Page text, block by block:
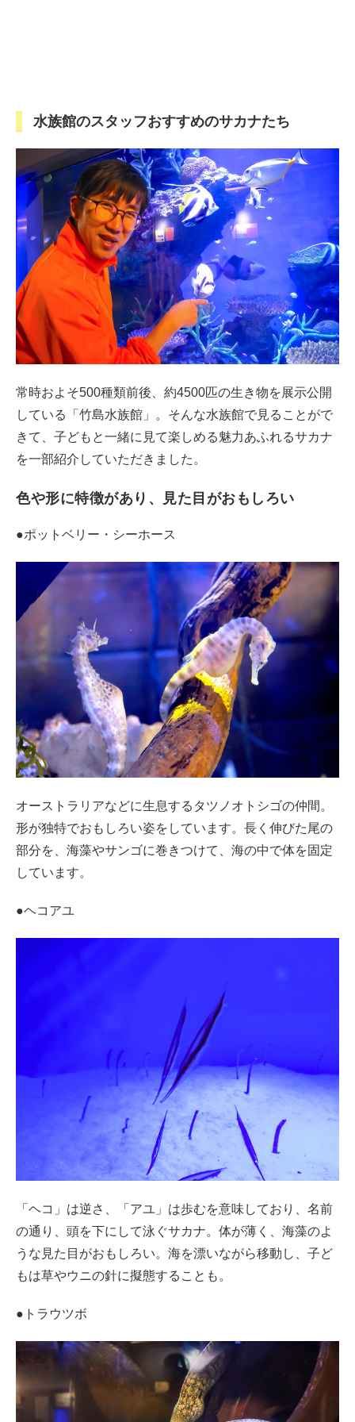
水族館のスタッフおすすめのサカナたち
常時およそ500種類前後、約4500匹の生き物を展示公開
している「竹島水族館」。そんな水族館で見ることがで
きて、子どもと一緒に見て楽しめる魅力あふれるサカナ
を一部紹介していただきました。
色や形に特徴があり、見た目がおもしろい
●ポットベリー・シーホース
オーストラリアなどに生息するタツノオトシゴの仲間。
形が独特でおもしろい姿をしています。長く伸びた尾の
部分を、海藻やサンゴに巻きつけて、海の中で体を固定
しています。
●ヘコアユ
「ヘコ」は逆さ、「アユ」は歩むを意味しており、名前
の通り、頭を下にして泳ぐサカナ。体が薄く、海藻のよ
うな見た目がおもしろい。海を漂いながら移動し、子ど
もは草やウニの針に擬態することも。
●トラウツボ